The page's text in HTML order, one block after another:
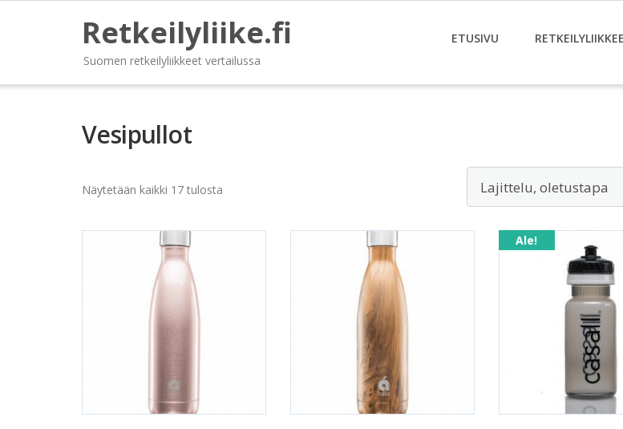
Retkeilyliike.fi
Suomen retkeilyliikkeet vertailussa
ETUSIVU
Vesipullot
Näytetään kaikki 17 tulosta
Ale!